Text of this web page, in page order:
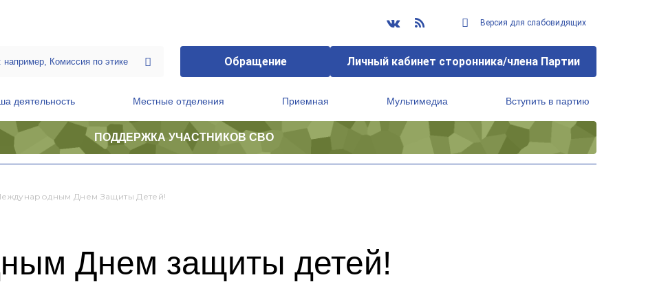
Версия для слабовидящих
Обращение Личный кабинет сторонника/члена Партии
деятельность Местные отделения Приемная Мультимедиа Вступить в партию
ПОДДЕРЖКА УЧАСТНИКОВ СВО
Днем Защиты Детей!
Днем защиты детей!